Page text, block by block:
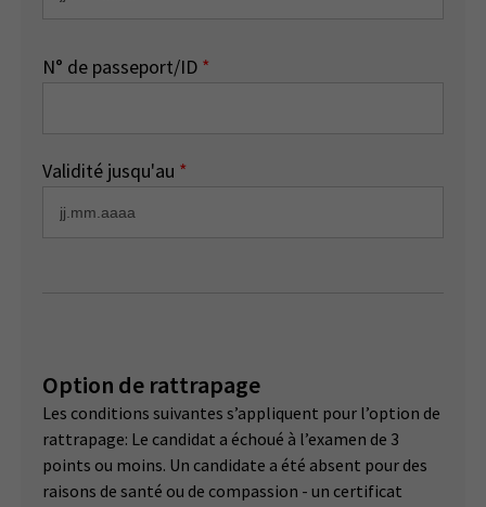
N° de passeport/ID *
Validité jusqu'au *
Option de rattrapage
Les conditions suivantes s’appliquent pour l’option de
rattrapage: Le candidat a échoué à l’examen de 3
points ou moins. Un candidate a été absent pour des
raisons de santé ou de compassion - un certificat